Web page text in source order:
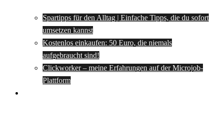
Spartipps für den Alltag | Einfache Tipps, die du sofort
umsetzen kannst
Kostenlos einkaufen: 50 Euro, die niemals
aufgebraucht sind!
Clickworker – meine Erfahrungen auf der Microjob-
Plattform